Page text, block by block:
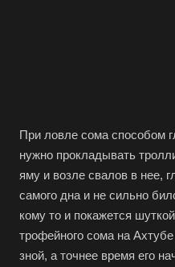
При ловле сома способом
нужно прокладывать
яму и возле свалов в нее,
самого дна и не сильно
кому то и покажется
трофейного сома на
зной, а точнее время его